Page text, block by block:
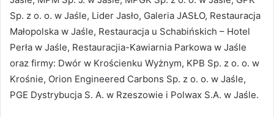
Sp. z o. o. w Jaśle, Lider Jasło, Galeria JASŁO, Restauracja
Małopolska w Jaśle, Restauracja u Schabińskich – Hotel
Perła w Jaśle, Restauracjia-Kawiarnia Parkowa w Jaśle
oraz firmy: Dwór w Krościenku Wyżnym, KPB Sp. z o. o. w
Krośnie, Orion Engineered Carbons Sp. z o. o. w Jaśle,
PGE Dystrybucja S. A. w Rzeszowie i Polwax S.A. w Jaśle.